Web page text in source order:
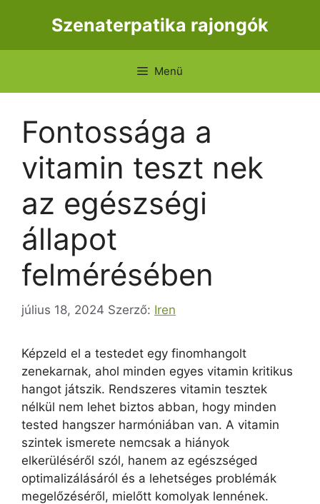
Szenaterpatika rajongók
Menü
Fontossága a
vitamin teszt nek
az egészségi
állapot
felmérésében
július 18, 2024 Szerző: Iren
Képzeld el a testedet egy finomhangolt
zenekarnak, ahol minden egyes vitamin kritikus
hangot játszik. Rendszeres vitamin tesztek
nélkül nem lehet biztos abban, hogy minden
tested hangszer harmóniában van. A vitamin
szintek ismerete nemcsak a hiányok
elkerüléséről szól, hanem az egészséged
optimalizálásáról és a lehetséges problémák
megelőzéséről, mielőtt komolyak lennének.